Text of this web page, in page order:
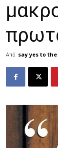
Από say yes to